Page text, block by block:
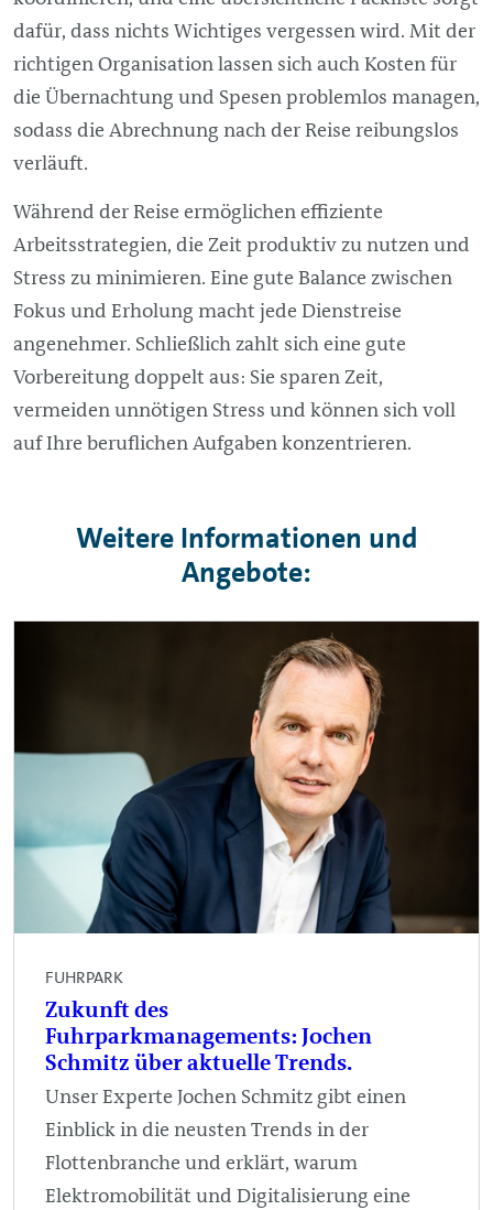
dafür, dass nichts Wichtiges vergessen wird. Mit der
richtigen Organisation lassen sich auch Kosten für
die Übernachtung und Spesen problemlos managen,
sodass die Abrechnung nach der Reise reibungslos
verläuft.
Während der Reise ermöglichen effiziente
Arbeitsstrategien, die Zeit produktiv zu nutzen und
Stress zu minimieren. Eine gute Balance zwischen
Fokus und Erholung macht jede Dienstreise
angenehmer. Schließlich zahlt sich eine gute
Vorbereitung doppelt aus: Sie sparen Zeit,
vermeiden unnötigen Stress und können sich voll
auf Ihre beruflichen Aufgaben konzentrieren.
Weitere Informationen und
Angebote:
FUHRPARK
Zukunft des
Fuhrparkmanagements:Jochen
Schmitz über aktuelle Trends.
Unser Experte Jochen Schmitz gibt einen
Einblick in die neusten Trends in der
Flottenbranche und erklärt, warum
Elektromobilität und Digitalisierung eine